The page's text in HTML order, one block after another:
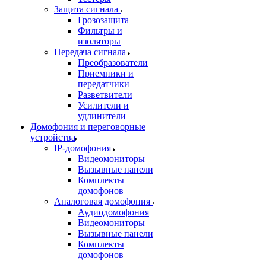
Защита сигнала
Грозозащита
Фильтры и
изоляторы
Передача сигнала
Преобразователи
Приемники и
передатчики
Разветвители
Усилители и
удлинители
Домофония и переговорные
устройства
IP-домофония
Видеомониторы
Вызывные панели
Комплекты
домофонов
Аналоговая домофония
Аудиодомофония
Видеомониторы
Вызывные панели
Комплекты
домофонов